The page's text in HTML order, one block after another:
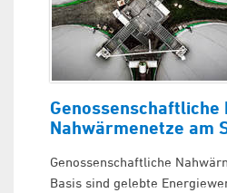
Genossenschaftliche
Nahwärmenetze am
Genossenschaftliche
Basis sind gelebte